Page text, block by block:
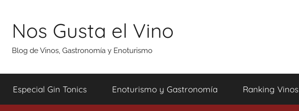
contenido
Nos Gusta el Vino
Blog de Vinos, Gastronomía y Enoturismo
Especial Gin Tonics Enoturismo y Gastronomía Ranking Vinos